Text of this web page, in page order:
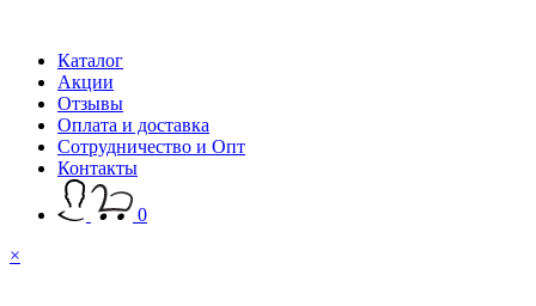
Каталог
Акции
Отзывы
Оплата и доставка
Сотрудничество и Опт
Контакты
0
×